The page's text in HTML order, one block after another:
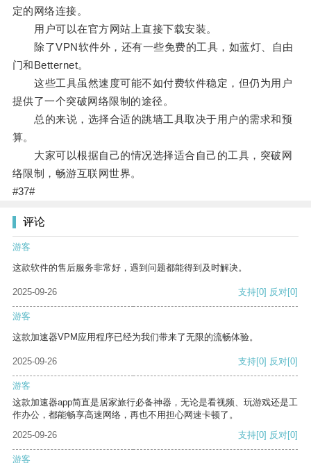
定的网络连接。
用户可以在官方网站上直接下载安装。
除了VPN软件外，还有一些免费的工具，如蓝灯、自由
门和Betternet。
这些工具虽然速度可能不如付费软件稳定，但仍为用户
提供了一个突破网络限制的途径。
总的来说，选择合适的跳墙工具取决于用户的需求和预
算。
大家可以根据自己的情况选择适合自己的工具，突破网
络限制，畅游互联网世界。
#37#
评论
游客
这款软件的售后服务非常好，遇到问题都能得到及时解决。
2025-09-26 支持[0] 反对[0]
游客
这款加速器VPM应用程序已经为我们带来了无限的流畅体验。
2025-09-26 支持[0] 反对[0]
游客
这款加速器app简直是居家旅行必备神器，无论是看视频、玩游戏还是工
作办公，都能畅享高速网络，再也不用担心网速卡顿了。
2025-09-26
支持[0] 反对[0]
游客